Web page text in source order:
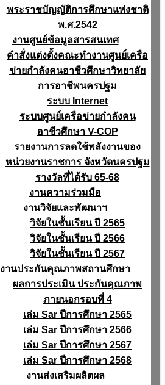
พระราชบัญญัติการศึกษาแห่งชาติ
พ.ศ.2542
งานศูนย์ข้อมูลสารสนเทศ
คำสั่งแต่งตั้งคณะทำงานศูนย์เครือ
ข่ายกำลังคนอาชีวศึกษาวิทยาลัย
การอาชีพนครปฐม
ระบบ Internet
ระบบศูนย์เครือข่ายกำลังคน
อาชีวศึกษา V-COP
รายงานการลดใช้พลังงานของ
หน่วยงานราชการ จังหวัดนครปฐม
รางวัลที่ได้รับ 65-68
งานความร่วมมือ
งานวิจัยเเละพัฒนาฯ
วิจัยในชั้นเรียน ปี 2565
วิจัยในชั้นเรียน ปี 2566
วิจัยในชั้นเรียน ปี 2567
งานประกันคุณภาพสถานศึกษา
ผลการประเมิน ประกันคุณภาพ
ภายนอกรอบที่ 4
เล่ม Sar ปีการศึกษา 2565
เล่ม Sar ปีการศึกษา 2566
เล่ม Sar ปีการศึกษา 2567
เล่ม Sar ปีการศึกษา 2568
งานส่งเสริมผลิตผล